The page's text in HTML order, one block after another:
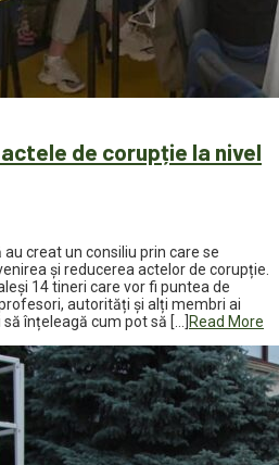
de corupție la nivel
creat un consiliu prin care se
și reducerea actelor de corupție.
14 tineri care vor fi puntea de
autorități și alți membri ai
înțeleagă cum pot să […] Read More